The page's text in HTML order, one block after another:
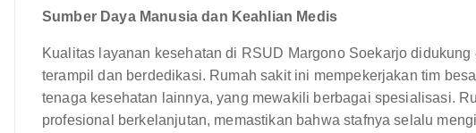
Sumber Daya Manusia dan Keahlian Medis
Kualitas layanan kesehatan di RSUD Margono Soekarjo
terampil dan berdedikasi. Rumah sakit ini mempekerjakan tim
tenaga kesehatan lainnya, yang mewakili berbagai spesialisasi.
profesional berkelanjutan, memastikan bahwa stafnya selalu